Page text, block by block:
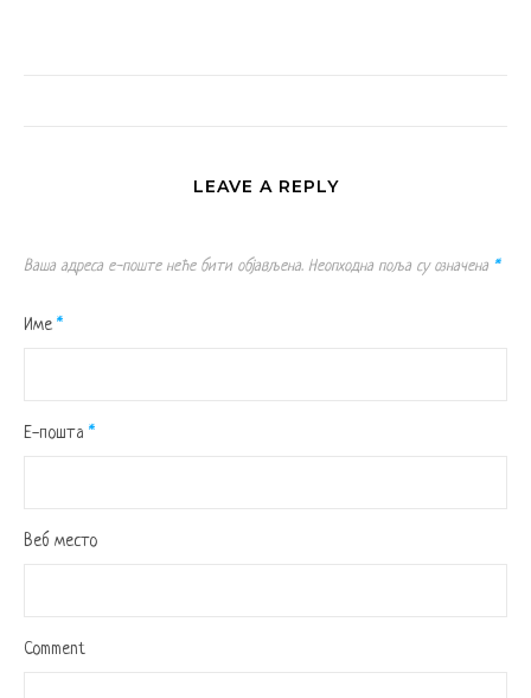
LEAVE A REPLY
Ваша адреса е-поште неће бити објављена. Неопходна поља су означена *
Име *
Е-пошта *
Веб место
Comment